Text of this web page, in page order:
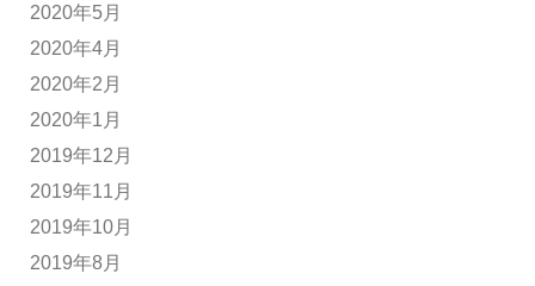
2020年5月
2020年4月
2020年2月
2020年1月
2019年12月
2019年11月
2019年10月
2019年8月